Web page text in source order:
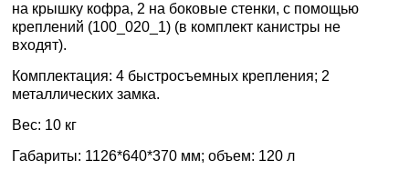
на крышку кофра, 2 на боковые стенки, с помощью
креплений (100_020_1) (в комплект канистры не
входят).
Комплектация: 4 быстросъемных крепления; 2
металлических замка.
Вес: 10 кг
Габариты: 1126*640*370 мм; объем: 120 л